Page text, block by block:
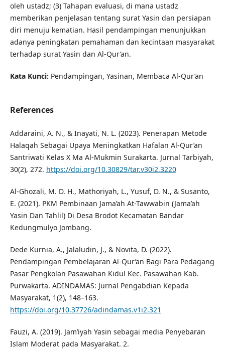
oleh ustadz; (3) Tahapan evaluasi, di mana ustadz
memberikan penjelasan tentang surat Yasin dan persiapan
diri menuju kematian. Hasil pendampingan menunjukkan
adanya peningkatan pemahaman dan kecintaan masyarakat
terhadap surat Yasin dan Al-Qur’an.
Kata Kunci: Pendampingan, Yasinan, Membaca Al-Qur’an
References
Addaraini, A. N., & Inayati, N. L. (2023). Penerapan Metode
Halaqah Sebagai Upaya Meningkatkan Hafalan Al-Qur’an
Santriwati Kelas X Ma Al-Mukmin Surakarta. Jurnal Tarbiyah,
30(2), 272. https://doi.org/10.30829/tar.v30i2.3220
Al-Ghozali, M. D. H., Mathoriyah, L., Yusuf, D. N., & Susanto,
E. (2021). PKM Pembinaan Jama’ah At-Tawwabin (Jama’ah
Yasin Dan Tahlil) Di Desa Brodot Kecamatan Bandar
Kedungmulyo Jombang.
Dede Kurnia, A., Jalaludin, J., & Novita, D. (2022).
Pendampingan Pembelajaran Al-Qur’an Bagi Para Pedagang
Pasar Pengkolan Pasawahan Kidul Kec. Pasawahan Kab.
Purwakarta. ADINDAMAS: Jurnal Pengabdian Kepada
Masyarakat, 1(2), 148–163.
https://doi.org/10.37726/adindamas.v1i2.321
Fauzi, A. (2019). Jam’iyah Yasin sebagai media Penyebaran
Islam Moderat pada Masyarakat. 2.